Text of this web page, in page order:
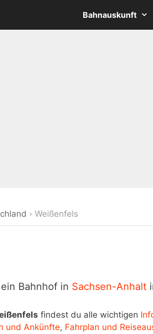
Bahnauskunft
› Weißenfels
Bahnhof in Sachsen-Anhalt
findest du alle wichtigen
und Ankünfte, Fahrplan und